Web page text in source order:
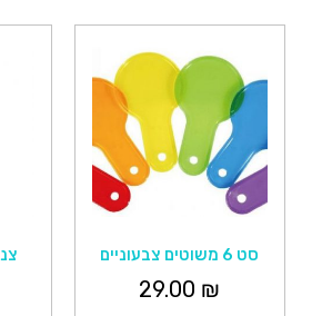
סט 6 משוטים צבעוניים
29.00 ₪